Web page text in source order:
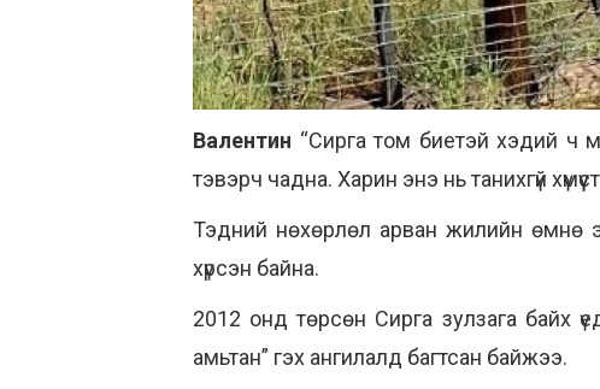
Валентин “Сирга том биетэй хэдий ч
тэвэрч чадна. Харин энэ нь танихгүй
Тэдний нөхөрлөл арван жилийн өмнө
хүрсэн байна.
2012 онд төрсөн Сирга зулзага байх
амьтан” гэх ангилалд багтсан байжээ.